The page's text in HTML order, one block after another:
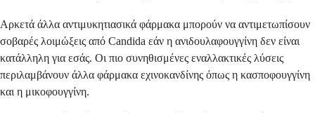
Αρκετά άλλα αντιμυκητιασικά φάρμακα μπορούν να αντιμετωπίσουν
σοβαρές λοιμώξεις από Candida εάν η ανιδουλαφουγγίνη δεν είναι
κατάλληλη για εσάς. Οι πιο συνηθισμένες εναλλακτικές λύσεις
περιλαμβάνουν άλλα φάρμακα εχινοκανδίνης όπως η κασποφουγγίνη
και η μικοφουγγίνη.